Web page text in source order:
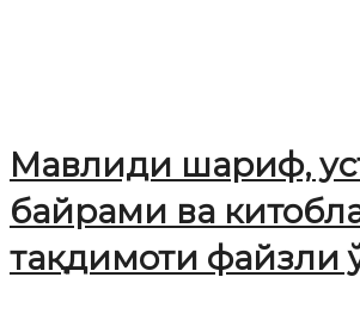
Мавлиди шариф,
байрами ва
тақдимоти файзли